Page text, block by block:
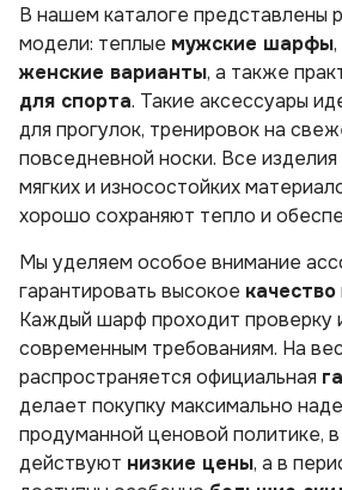
В нашем каталоге представлены
модели: теплые мужские шарфы
женские варианты, а также
для спорта. Такие аксессуары
для прогулок, тренировок на
повседневной носки. Все изделия
мягких и износостойких
хорошо сохраняют тепло и
Мы уделяем особое внимание
гарантировать высокое качество
Каждый шарф проходит проверку
современным требованиям. На
распространяется официальная
делает покупку максимально
продуманной ценовой политике,
действуют низкие цены, а в